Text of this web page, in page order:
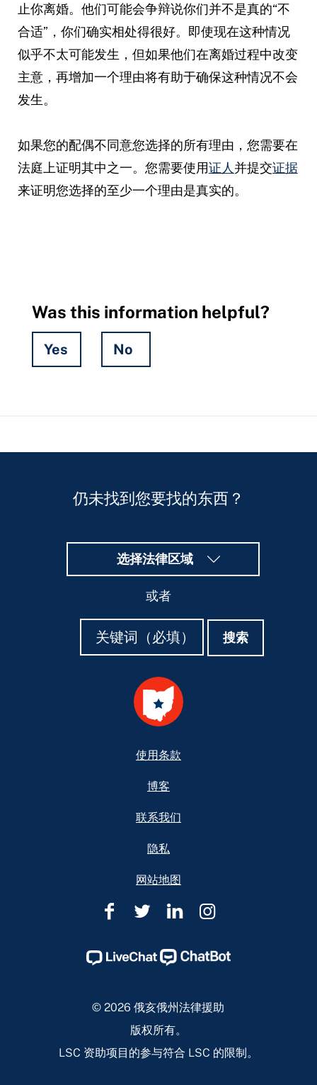
止你离婚。他们可能会争辩说你们并不是真的“不
合适”，你们确实相处得很好。即使现在这种情况
似乎不太可能发生，但如果他们在离婚过程中改变
主意，再增加一个理由将有助于确保这种情况不会
发生。
如果您的配偶不同意您选择的所有理由，您需要在
法庭上证明其中之一。您需要使用证人 并提交证据
来证明您选择的至少一个理由是真实的。
Was this information helpful?
Yes No
仍未找到您要找的东西？
选择法律区域
或者
搜索
使用条款
博客
联系我们
隐私
网站地图
俄
俄
法
援
俄
俄
法
律
援
俄
俄
法
律
援
俄
俄
法
援
© 2026 俄亥俄州法律援助
版权所有。
LSC 资助项目的参与符合 LSC 的限制。